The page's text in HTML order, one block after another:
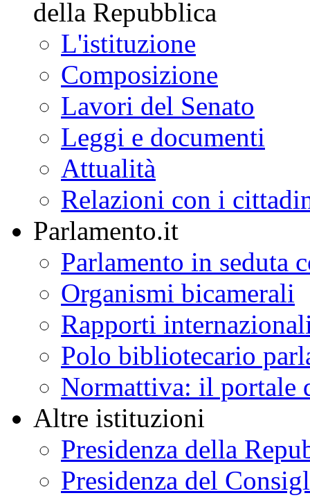
della Repubblica
L'istituzione
Composizione
Lavori del Senato
Leggi e documenti
Attualità
Relazioni con i
Parlamento.it
Parlamento in seduta
Organismi bicamerali
Rapporti
Polo bibliotecario
Normattiva: il portale
Altre istituzioni
Presidenza della
Presidenza del